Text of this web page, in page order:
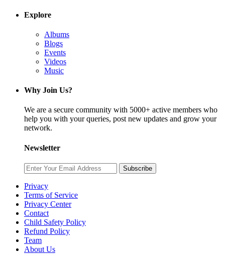
Explore
Albums
Blogs
Events
Videos
Music
Why Join Us?
We are a secure community with 5000+ active members who
help you with your queries, post new updates and grow your
network.
Newsletter
Subscribe
Privacy
Terms of Service
Privacy Center
Contact
Child Safety Policy
Refund Policy
Team
About Us